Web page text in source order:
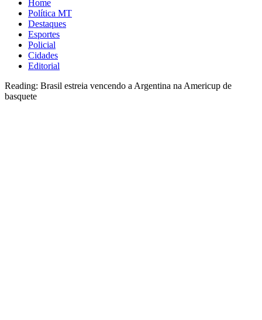
Home
Política MT
Destaques
Esportes
Policial
Cidades
Editorial
Reading: Brasil estreia vencendo a Argentina na Americup de
basquete